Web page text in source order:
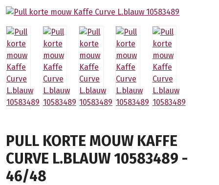
PULL KORTE MOUW KAFFE
CURVE L.BLAUW 10583489 -
46/48